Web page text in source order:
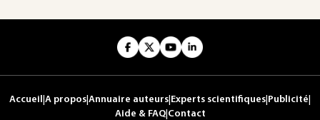
Accueil A propos Annuaire auteurs Experts scientifiques Publicité
Aide & FAQ| Contact